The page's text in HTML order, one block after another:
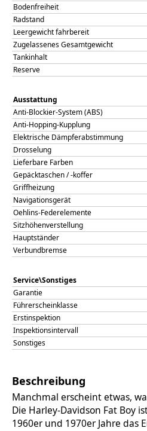
Bodenfreiheit
Radstand
Leergewicht fahrbereit
Zugelassenes Gesamtgewicht
Tankinhalt
Reserve
Ausstattung
Anti-Blockier-System (ABS)
Anti-Hopping-Kupplung
Elektrische Dämpferabstimmung
Drosselung
Lieferbare Farben
Gepäcktaschen / -koffer
Griffheizung
Navigationsgerät
Oehlins-Federelemente
Sitzhöhenverstellung
Hauptständer
Verbundbremse
Service\Sonstiges
Garantie
Führerscheinklasse
Erstinspektion
Inspektionsintervall
Sonstiges
Beschreibung
Manchmal erscheint etwas,
Die Harley-Davidson Fat Boy
1960er und 1970er Jahre das